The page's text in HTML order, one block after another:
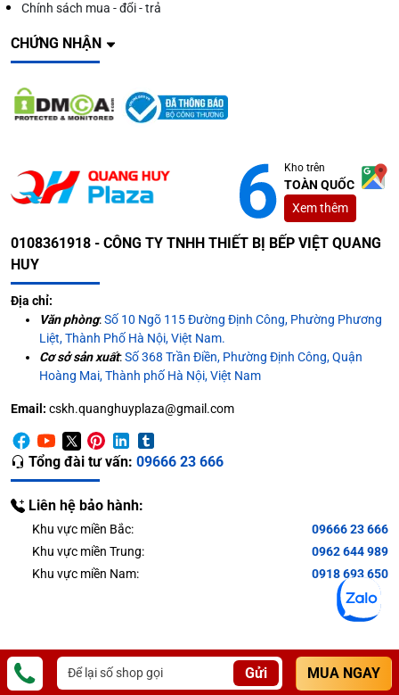
Chính sách mua - đổi - trả
CHỨNG NHẬN
Kho trên
TOÀN QUỐC
Xem thêm
0108361918 - CÔNG TY TNHH THIẾT BỊ BẾP VIỆT QUANG
HUY
Địa chỉ:
Văn phòng:Số 10 Ngõ 115 Đường Định Công, Phường Phương
Liệt, Thành Phố Hà Nội, Việt Nam.
Cơ sở sản xuất:Số 368 Trần Điền, Phường Định Công, Quận
Hoàng Mai, Thành phố Hà Nội, Việt Nam
Email: cskh.quanghuyplaza@gmail.com
Tổng đài tư vấn: 09666 23 666
Liên hệ bảo hành:
Khu vực miền Bắc:
09666 23 666
Khu vực miền Trung:
0962 644 989
Khu vực miền Nam:
0918 693 650
Gửi MUA NGAY